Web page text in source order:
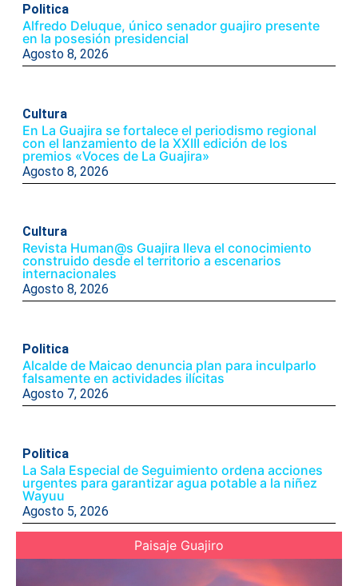
Politica
Alfredo Deluque, único senador guajiro presente
en la posesión presidencial
Agosto 8, 2026
Cultura
En La Guajira se fortalece el periodismo regional
con el lanzamiento de la XXIII edición de los
premios «Voces de La Guajira»
Agosto 8, 2026
Cultura
Revista Human@s Guajira lleva el conocimiento
construido desde el territorio a escenarios
internacionales
Agosto 8, 2026
Politica
Alcalde de Maicao denuncia plan para inculparlo
falsamente en actividades ilícitas
Agosto 7, 2026
Politica
La Sala Especial de Seguimiento ordena acciones
urgentes para garantizar agua potable a la niñez
Wayuu
Agosto 5, 2026
Paisaje Guajiro